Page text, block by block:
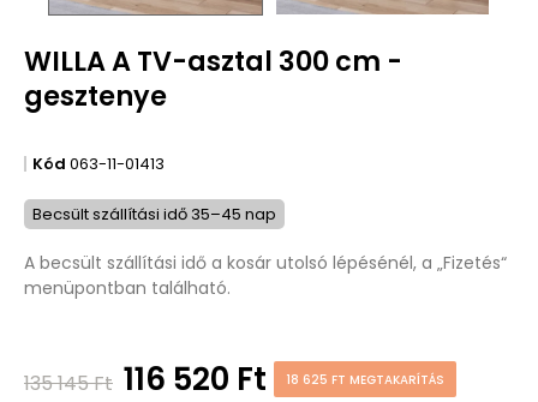
WILLA A TV-asztal 300 cm -
gesztenye
Kód 063-11-01413
Becsült szállítási idő 35–45 nap
A becsült szállítási idő a kosár utolsó lépésénél, a „Fizetés“
menüpontban található.
135 145 Ft 116 520 Ft 18 625 FT MEGTAKARÍTÁS